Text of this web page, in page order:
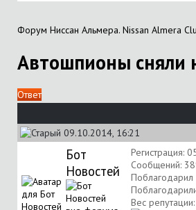
Форум Ниссан Альмера. Nissan Almera
Автошпионы сняли
Ответ
09.10.2014, 16:21
Бот
Новостей
Регистрация:
Сообщений:
Поблагодарил
Вес репутации: